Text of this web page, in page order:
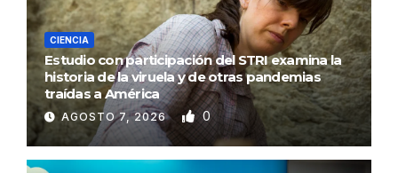
CIENCIA
Estudio con participación del STRI examina la
historia de la viruela y de otras pandemias
traídas a América
AGOSTO 7, 2026 0